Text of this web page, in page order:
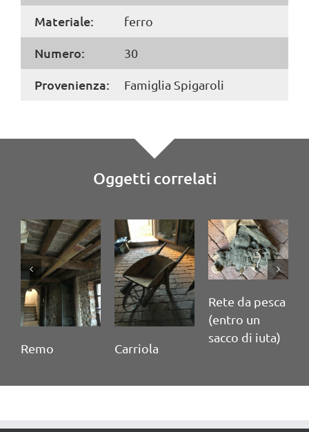
Materiale: ferro
Numero: 30
Provenienza: Famiglia Spigaroli
Oggetti correlati
Remo Carriola
Rete da pesca
(entro un
sacco di iuta)